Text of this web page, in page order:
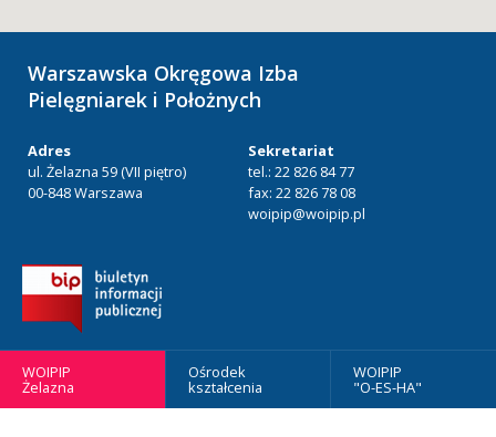
Warszawska Okręgowa Izba
Pielęgniarek i Położnych
Adres
ul. Żelazna 59 (VII piętro)
00-848 Warszawa
Sekretariat
tel.: 22 826 84 77
fax: 22 826 78 08
woipip@woipip.pl
WOIPIP
Żelazna
Ośrodek
kształcenia
WOIPIP
"O-ES-HA"